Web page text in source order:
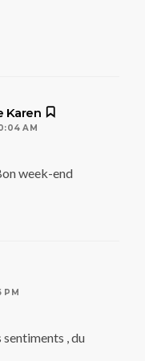
Karen
AM
week-end
PM
, du